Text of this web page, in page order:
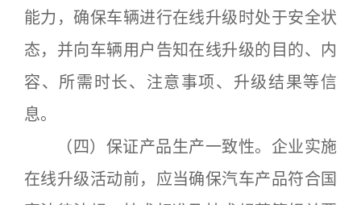
能力，确保车辆进行在线升级时处于安全状
态，并向车辆用户告知在线升级的目的、内
容、所需时长、注意事项、升级结果等信
息。
（四）保证产品生产一致性。企业实施
在线升级活动前，应当确保汽车产品符合国